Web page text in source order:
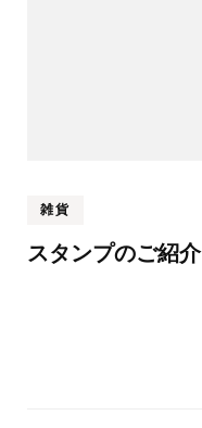
雑貨
スタンプのご紹